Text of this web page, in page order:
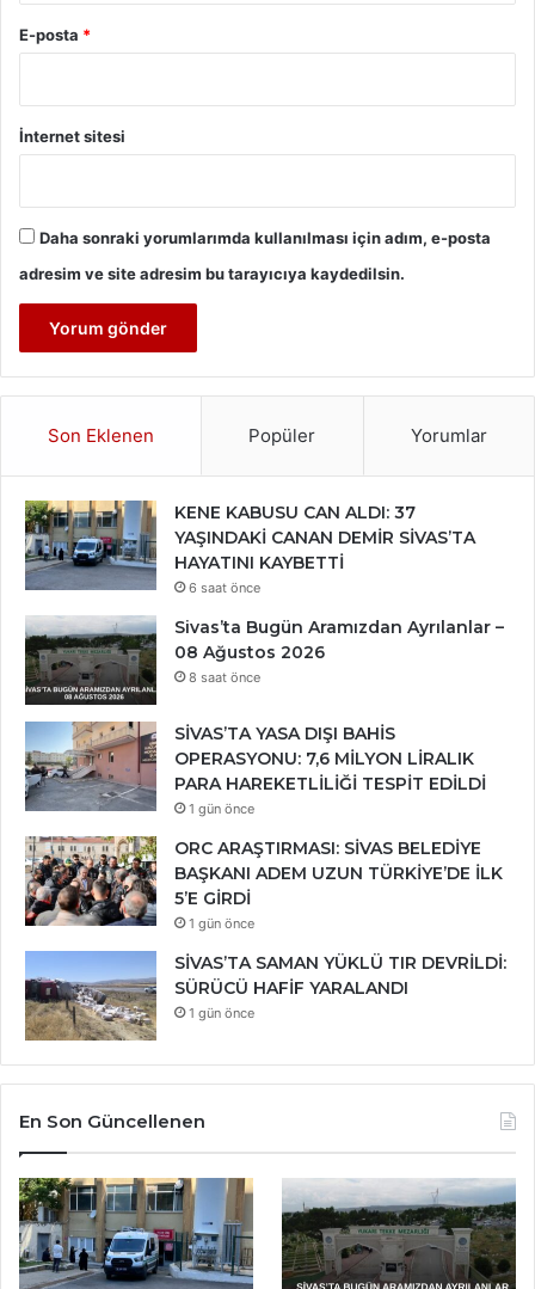
E-posta *
İnternet sitesi
Daha sonraki yorumlarımda kullanılması için adım, e-posta
adresim ve site adresim bu tarayıcıya kaydedilsin.
Son Eklenen Popüler Yorumlar
KENE KABUSU CAN ALDI: 37
YAŞINDAKİ CANAN DEMİR SİVAS’TA
HAYATINI KAYBETTİ
6 saat önce
Sivas’ta Bugün Aramızdan Ayrılanlar –
08 Ağustos 2026
8 saat önce
SİVAS’TA YASA DIŞI BAHİS
OPERASYONU: 7,6 MİLYON LİRALIK
PARA HAREKETLİLİĞİ TESPİT EDİLDİ
1 gün önce
ORC ARAŞTIRMASI: SİVAS BELEDİYE
BAŞKANI ADEM UZUN TÜRKİYE’DE İLK
5’E GİRDİ
1 gün önce
SİVAS’TA SAMAN YÜKLÜ TIR DEVRİLDİ:
SÜRÜCÜ HAFİF YARALANDI
1 gün önce
En Son Güncellenen